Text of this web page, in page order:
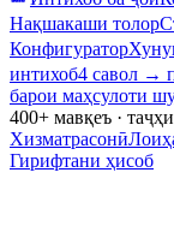
Нақшакаши толор
Конфигуратор
интихоб4 савол →
барои маҳсулоти
400+ мавқеъ ·
Хизматрасонӣ
Гирифтани ҳисоб